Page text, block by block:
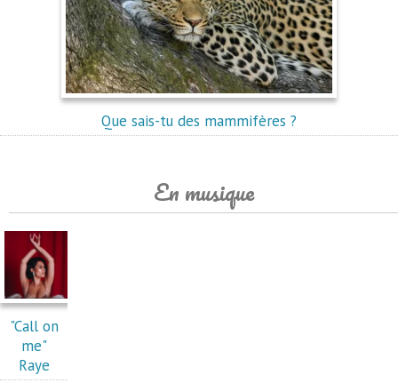
Que sais-tu des mammifères ?
En musique
"Call on
me"
Raye